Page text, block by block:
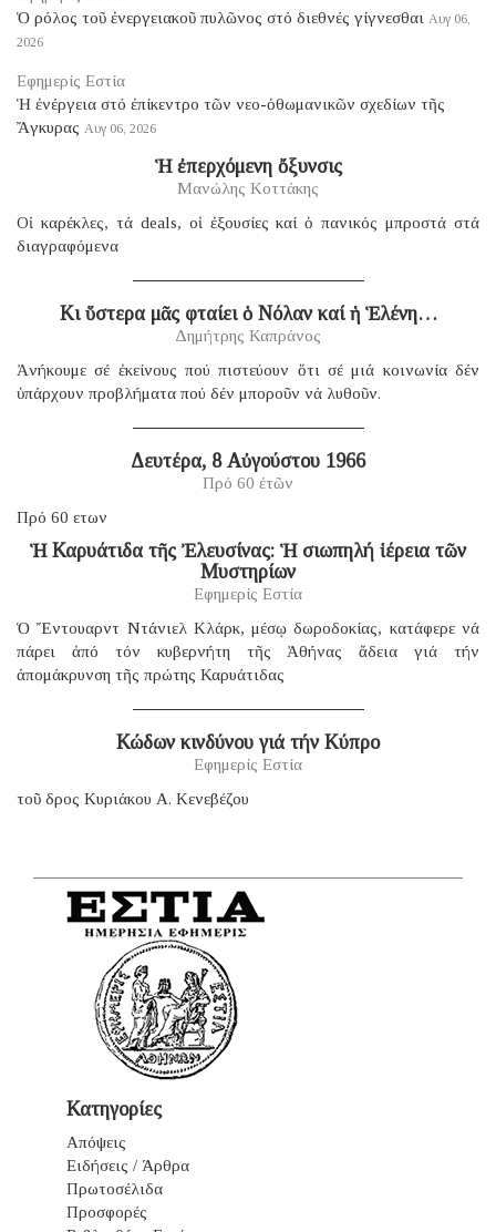
Ὁ ρόλος τοῦ ἐνεργειακοῦ πυλῶνος στό διεθνές γίγνεσθαι Αυγ 06,
2026
Εφημερίς Εστία
Ἡ ἐνέργεια στό ἐπίκεντρο τῶν νεο-ὀθωμανικῶν σχεδίων τῆς
Ἄγκυρας Αυγ 06, 2026
Ἡ ἐπερχόμενη ὄξυνσις
Μανώλης Κοττάκης
Οἱ καρέκλες, τά deals, οἱ ἐξουσίες καί ὁ πανικός μπροστά στά
διαγραφόμενα
Κι ὕστερα μᾶς φταίει ὁ Νόλαν καί ἡ Ἑλένη…
Δημήτρης Καπράνος
Ἀνήκουμε σέ ἐκείνους πού πιστεύουν ὅτι σέ μιά κοινωνία δέν
ὑπάρχουν προβλήματα πού δέν μποροῦν νά λυθοῦν.
Δευτέρα, 8 Αὐγούστου 1966
Πρό 60 ἐτῶν
Πρό 60 ετων
Ἡ Καρυάτιδα τῆς Ἐλευσίνας: Ἡ σιωπηλή ἱέρεια τῶν
Μυστηρίων
Εφημερίς Εστία
Ὁ Ἔντουαρντ Ντάνιελ Κλάρκ, μέσῳ δωροδοκίας, κατάφερε νά
πάρει ἀπό τόν κυβερνήτη τῆς Ἀθήνας ἄδεια γιά τήν
ἀπομάκρυνση τῆς πρώτης Καρυάτιδας
Κώδων κινδύνου γιά τήν Κύπρο
Εφημερίς Εστία
τοῦ δρος Κυριάκου Α. Κενεβέζου
Κατηγορίες
Απόψεις
Ειδήσεις / Άρθρα
Πρωτοσέλιδα
Προσφορές